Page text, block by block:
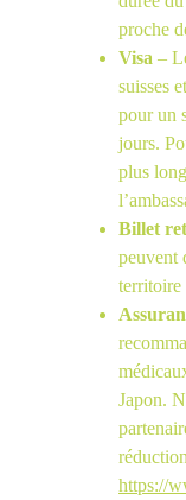
proche
Visa –
suisses
pour un
jours.
plus
Billet
peuvent
territoire
Japon.
https://